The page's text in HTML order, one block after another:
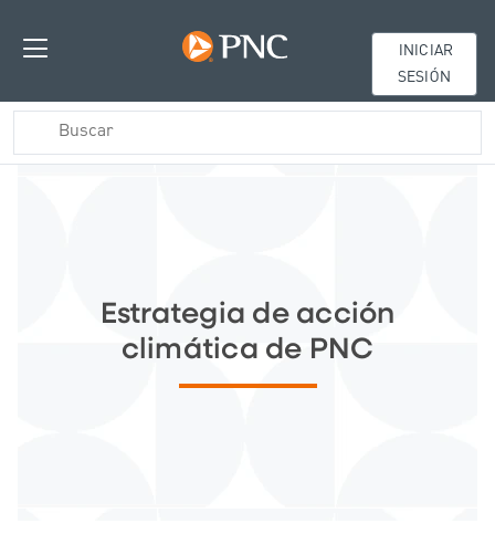
INICIAR
SESIÓN
Estrategia de acción
climática de PNC